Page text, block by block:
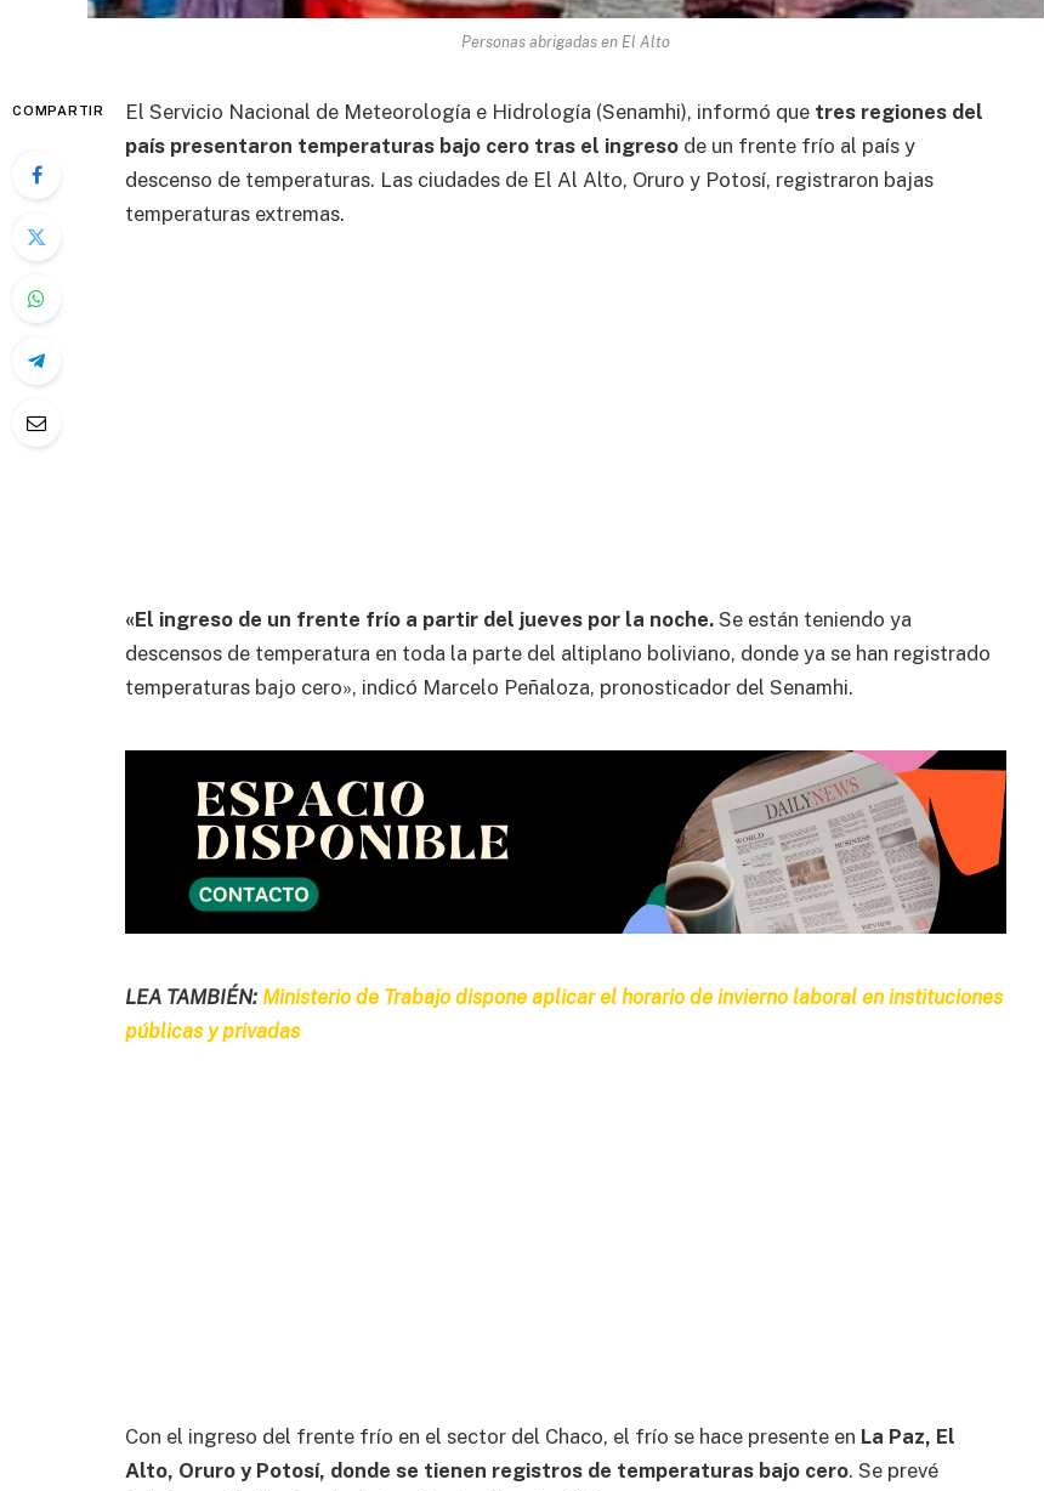
Personas abrigadas en El Alto
COMPARTIR El Servicio Nacional de Meteorología e Hidrología (Senamhi), informó que tres regiones del
país presentaron temperaturas bajo cero tras el ingreso de un frente frío al país y
descenso de temperaturas. Las ciudades de El Al Alto, Oruro y Potosí, registraron bajas
temperaturas extremas.
«El ingreso de un frente frío a partir del jueves por la noche. Se están teniendo ya
descensos de temperatura en toda la parte del altiplano boliviano, donde ya se han registrado
temperaturas bajo cero», indicó Marcelo Peñaloza, pronosticador del Senamhi.
LEA TAMBIÉN: Ministerio de Trabajo dispone aplicar el horario de invierno laboral en instituciones
públicas y privadas
Con el ingreso del frente frío en el sector del Chaco, el frío se hace presente en La Paz, El
Alto, Oruro y Potosí, donde se tienen registros de temperaturas bajo cero. Se prevé